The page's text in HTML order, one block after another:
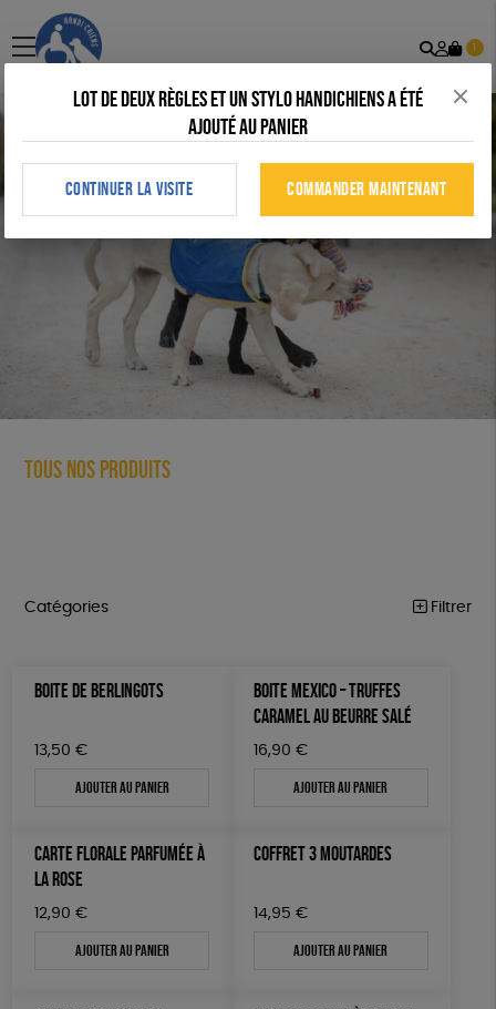
menu
Mon
1
Tous nos produits
Catégories Filtrer
ÉPICERIE
MAISON
TOUT
Par défaut
Nouveauté
Prix : du - cher au + cher
50 € - 100 €
150 € - 200 €
Plus de 200€
Couleur
Mots clés
Fabrication artisanale
Fabriqué en Espagne Textile Bio
Fabriqué en Europe Fabriqué en France
BOITE DE BERLINGOTS
13,50 €
Ajouter au panier
BOITE MEXICO – TRUFFES
CARAMEL AU BEURRE SALÉ
16,90 €
Ajouter au panier
CARTE FLORALE PARFUMÉE À
LA ROSE
12,90 €
Ajouter au panier
COFFRET 3 MOUTARDES
14,95 €
Ajouter au panier
Lot de deux règles et un stylo Handichiens a été
ajouté au panier
CONTINUER LA VISITE COMMANDER MAINTENANT